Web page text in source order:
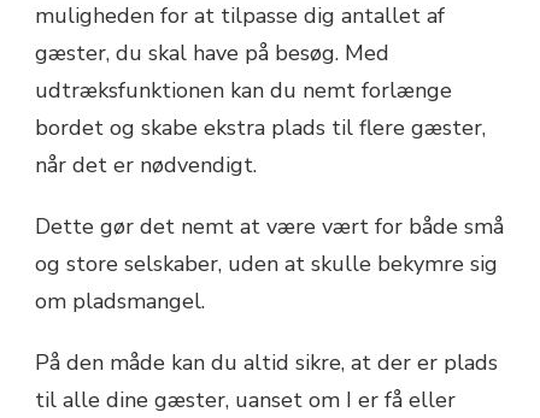
muligheden for at tilpasse dig antallet af
gæster, du skal have på besøg. Med
udtræksfunktionen kan du nemt forlænge
bordet og skabe ekstra plads til flere gæster,
når det er nødvendigt.
Dette gør det nemt at være vært for både små
og store selskaber, uden at skulle bekymre sig
om pladsmangel.
På den måde kan du altid sikre, at der er plads
til alle dine gæster, uanset om I er få eller